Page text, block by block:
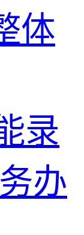
体
录
办